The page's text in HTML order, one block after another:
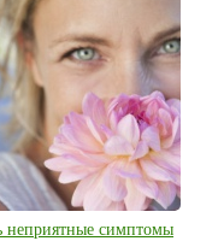
неприятные симптомы